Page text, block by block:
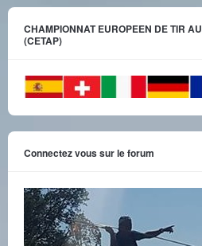
CHAMPIONNAT EUROPEEN DE TIR
(CETAP)
Connectez vous sur le forum